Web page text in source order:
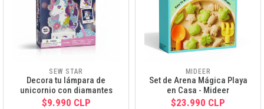
SEW STAR
Decora tu lámpara de
unicornio con diamantes
$9.990 CLP
MIDEER
Set de Arena Mágica Playa
en Casa - Mideer
$23.990 CLP